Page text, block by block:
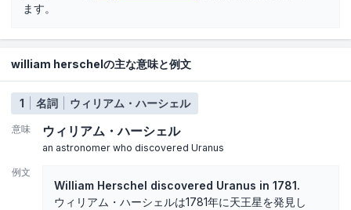
ます。
william herschelの主な意味と例文
1 名詞 ウィリアム・ハーシェル
意味 ウィリアム・ハーシェル
an astronomer who discovered Uranus
例文
William Herschel discovered Uranus in 1781.
ウィリアム・ハーシェルは1781年に天王星を発見し